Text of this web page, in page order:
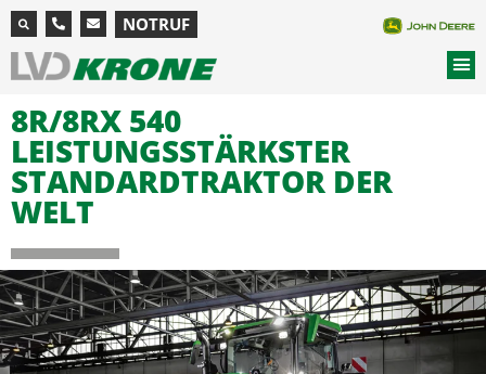
NOTRUF
8R/8RX 540
LEISTUNGSSTÄRKSTER
STANDARDTRAKTOR DER
WELT